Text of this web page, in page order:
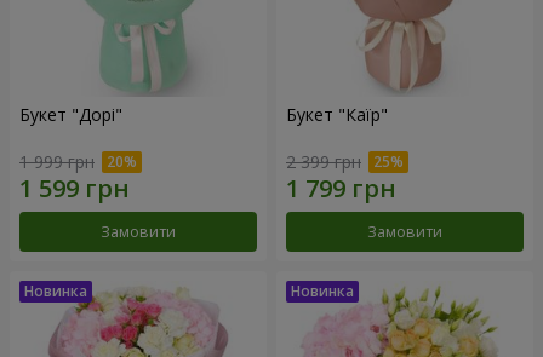
Букет "Дорі"
1 999 грн
Замовити
Букет "Каїр"
2 399 грн
Замовити